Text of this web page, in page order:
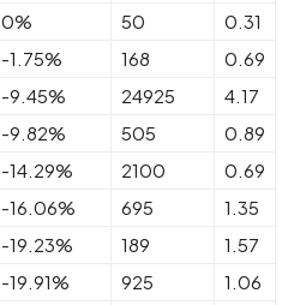
0% 50
0.31
-1.75% 168
0.69
-9.45% 24925
4.17
-9.82% 505
0.89
-14.29% 2100
0.69
-16.06% 695
1.35
-19.23% 189
1.57
-19.91% 925 1.06